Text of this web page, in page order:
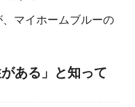
マイホームブルーの
ある」と知って